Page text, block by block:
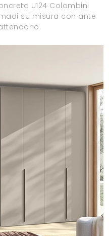
U124 Colombini
su misura con ante